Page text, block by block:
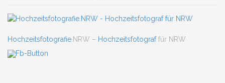
Hochzeitsfotografie .NRW – Hochzeitsfotograffür NRW